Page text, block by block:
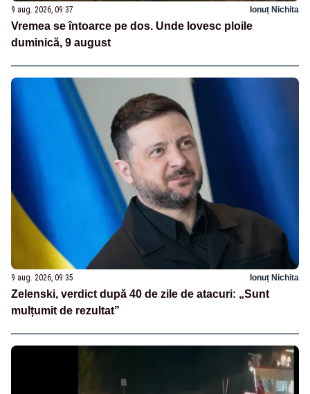
9 aug. 2026, 09:37 Ionuț Nichita
Vremea se întoarce pe dos. Unde lovesc ploile
duminică, 9 august
9 aug. 2026, 09:35 Ionuț Nichita
Zelenski, verdict după 40 de zile de atacuri: „Sunt
mulțumit de rezultat”